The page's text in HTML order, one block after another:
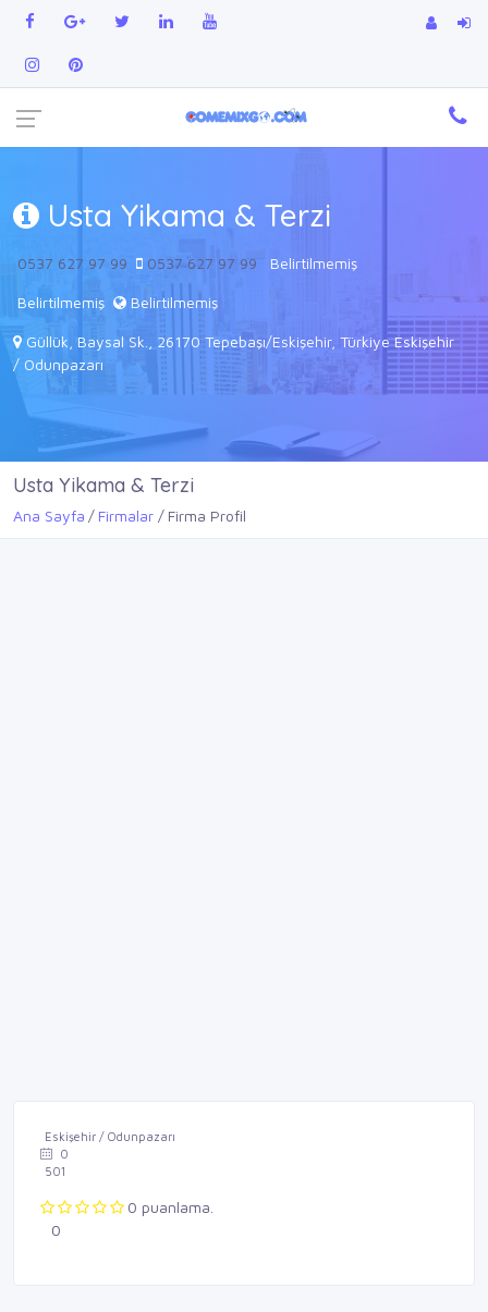
Usta Yikama & Terzi
0537 627 97 99 0537 627 97 99 Belirtilmemiş
Belirtilmemiş Belirtilmemiş
Güllük, Baysal Sk., 26170 Tepebaşı/Eskişehir, Türkiye Eskişehir
/ Odunpazarı
Usta Yikama & Terzi
Ana Sayfa Firmalar Firma Profil
Eskişehir / Odunpazarı
0
501
0 puanlama.
0